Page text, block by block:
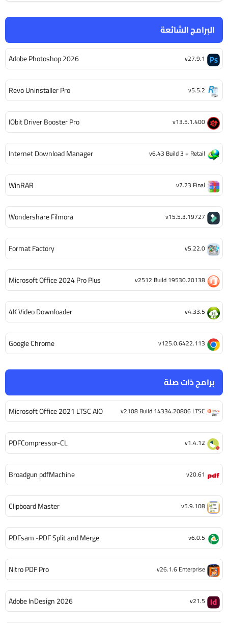
برامج ذات صلة
Microsoft Office 2021 LTSC AIO v2108 Build 14334.20806 LTSC
PDFCompressor-CL v1.4.12
Broadgun pdfMachine v20.61
Clipboard Master v5.9.108
PDFsam -PDF Split and Merge v6.0.5
Nitro PDF Pro v26.1.6 Enterprise
Adobe InDesign 2026 v21.5
البرامج الشائعة
Adobe Photoshop 2026 v27.9.1
Revo Uninstaller Pro v5.5.2
IObit Driver Booster Pro v13.5.1.400
Internet Download Manager v6.43 Build 3 + Retail
WinRAR v7.23 Final
Wondershare Filmora v15.5.3.19727
Format Factory v5.22.0
Microsoft Office 2024 Pro Plus v2512 Build 19530.20138
4K Video Downloader v4.33.5
Google Chrome v125.0.6422.113